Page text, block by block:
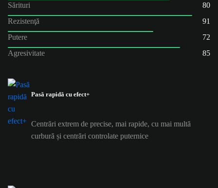
Sărituri
80
Rezistenţă
91
Putere
72
Agresivitate
85
Pasă rapidă cu efect+
Centrări extrem de precise, mai rapide, cu mai multă
curbură și centrări controlate puternice